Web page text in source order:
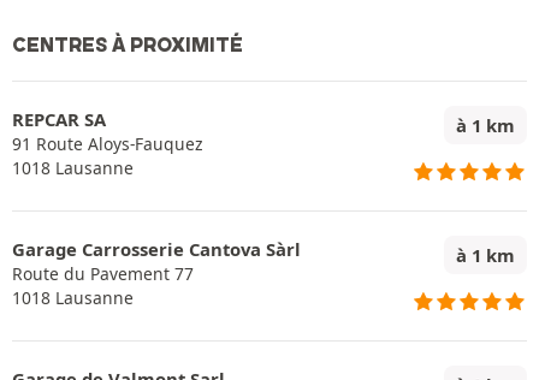
CENTRES À PROXIMITÉ
REPCAR SA
91 Route Aloys-Fauquez
1018 Lausanne
à 1 km
Garage Carrosserie Cantova Sàrl
Route du Pavement 77
1018 Lausanne
à 1 km